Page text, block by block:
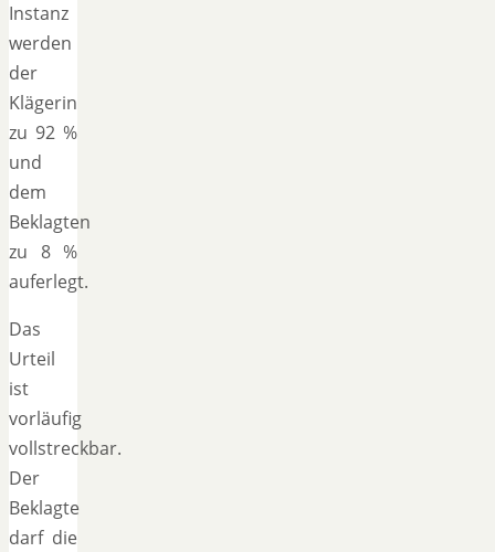
Instanz
werden
der
Klägerin
zu 92 %
und
dem
Beklagten
zu 8 %
auferlegt.
Das
Urteil
ist
vorläufig
vollstreckbar.
Der
Beklagte
darf die